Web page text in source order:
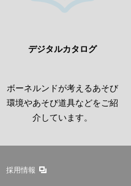
デジタルカタログ
ボーネルンドが考えるあそび
環境やあそび道具などをご紹
介しています。
採用情報